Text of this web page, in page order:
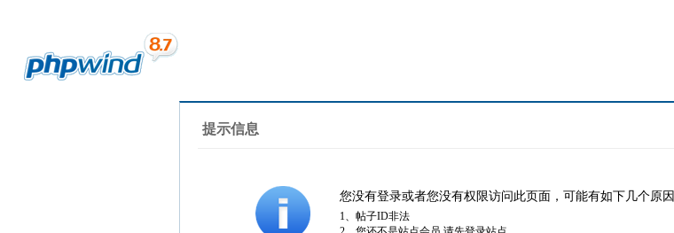
提示信息
您没有登录或者您没有权限访问此页面，可能有如下几个原因
1、帖子ID非法